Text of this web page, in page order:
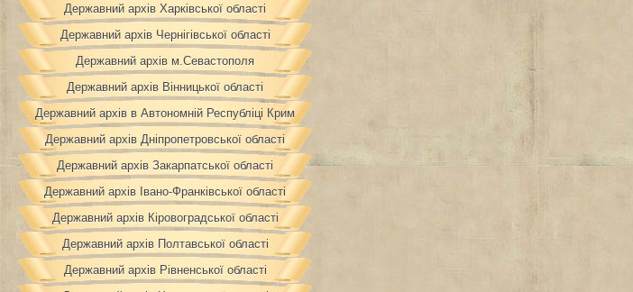
Державний архів Харківської області
Державний архів Чернігівської області
Державний архів м.Севастополя
Державний архів Вінницької області
Державний архів в Автономній Республіці Крим
Державний архів Дніпропетровської області
Державний архів Закарпатської області
Державний архів Івано-Франківської області
Державний архів Кіровоградської області
Державний архів Полтавської області
Державний архів Рівненської області